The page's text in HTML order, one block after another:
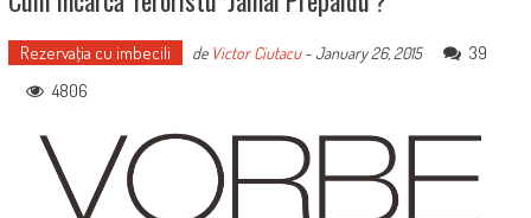
Rezervaţia cu imbecili de Victor Ciutacu-January 26, 2015
39
4806